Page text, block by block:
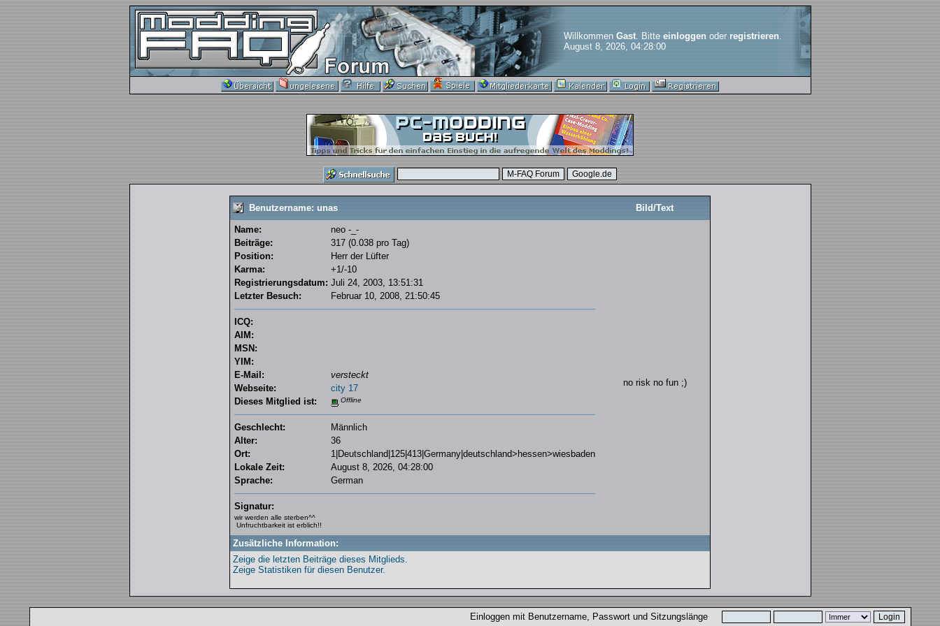
Willkommen Gast. Bitte einloggenoder registrieren.
August 8, 2026, 04:28:00
Benutzername: unas Bild/Text
Name:
neo -_-
Beiträge:
317 (0.038 pro Tag)
Position:
Herr der Lüfter
Karma:
+1/-10
Registrierungsdatum: Juli 24, 2003, 13:51:31
Letzter Besuch:
Februar 10, 2008, 21:50:45
ICQ:
AIM:
MSN:
YIM:
E-Mail:
versteckt
Webseite:
city 17
Dieses Mitglied ist:
Offline
Geschlecht:
Männlich
Alter:
36
Ort:
1|Deutschland|125|413|Germany|deutschland>hessen>wiesbaden
Lokale Zeit:
August 8, 2026, 04:28:00
Sprache:
German
Signatur:
wir werden alle sterben^^
Unfruchtbarkeit ist erblich!!
no risk no fun ;)
Zusätzliche Information:
Zeige die letzten Beiträge dieses Mitglieds.
Zeige Statistiken für diesen Benutzer.
Einloggen mit Benutzername, Passwort und Sitzungslänge